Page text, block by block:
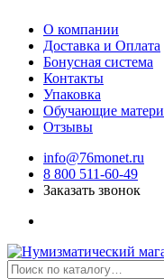
О компании
Доставка и Оплата
Бонусная система
Контакты
Упаковка
Обучающие
Отзывы
info@76monet.ru
8 800 511-60-49
Заказать звонок